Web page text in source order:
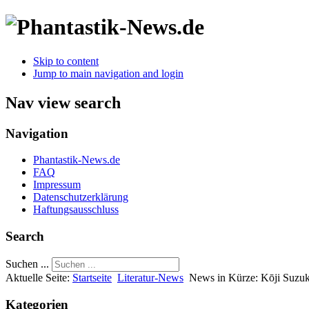
Skip to content
Jump to main navigation and login
Nav view search
Navigation
Phantastik-News.de
FAQ
Impressum
Datenschutzerklärung
Haftungsausschluss
Search
Suchen ...
Aktuelle Seite: Startseite Literatur-News News in Kürze: Kōji
Kategorien